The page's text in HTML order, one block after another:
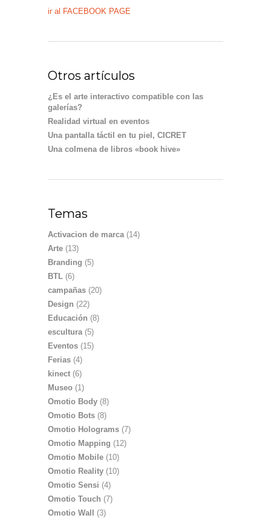
ir al FACEBOOK PAGE
Otros artículos
¿Es el arte interactivo compatible con las
galerías?
Realidad virtual en eventos
Una pantalla táctil en tu piel, CICRET
Una colmena de libros «book hive»
Temas
Activacion de marca(14)
Arte (13)
Branding (5)
BTL (6)
campañas (20)
Design (22)
Educación (8)
escultura(5)
Eventos (15)
Ferias (4)
kinect (6)
Museo (1)
Omotio Body (8)
Omotio Bots (8)
Omotio Holograms (7)
Omotio Mapping (12)
Omotio Mobile (10)
Omotio Reality (10)
Omotio Sensi (4)
Omotio Touch (7)
Omotio Wall
(3)